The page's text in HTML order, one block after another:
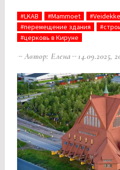
#LKAB #Mammoet
#Veidekke
#перемещение здания
#церковь в Кируне
Автор: Елена 14.09.2025,